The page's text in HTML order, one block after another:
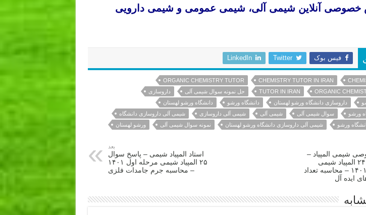
خصوصی آنلاین شیمی آلی، شیمی عمومی و شیمی دارویی
فیس بوک Twitter
LinkedIn
CHEMISTRY TUTOR IN IRAN
ORGANIC CHEMISTRY TUTOR
ORGANIC
TUTOR IN IRAN حل نمونه سوال شیمی آلی
داروسازی
داروسازی دانشگاه ورشو لهستان دانشگاه ورشو
دانشگاه ورشو لهستان
ورشو
سوال شیمی آلی شیمی آلی شیمی آلی داروسازی
شیمی آلی داروسازی دانشگاه
ورشو
شیمی آلی داروسازی دانشگاه ورشو لهستان نمونه سوال شیمی آلی ورشو لهستان
شیمی المپیاد –
پاسخ سوال ۲۴ المپیاد شیمی
مرحله اول ۱۴۰۱ – محاسبه تعداد
ایده آل
بعد
استاد المپیاد شیمی – پاسخ سوال
۲۵ المپیاد شیمی مرحله اول ۱۴۰۱
– محاسبه جرم جامدات فلزی